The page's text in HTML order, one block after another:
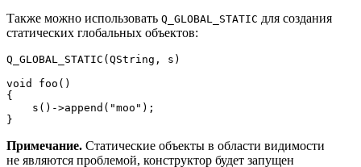
Также можно использовать Q_GLOBAL_STATIC для создания
статических глобальных объектов:
Q_GLOBAL_STATIC (QString, s)
void
foo ()
{
s ()->append ( "moo" );
Примечание. Статические объекты в области видимости
не являются проблемой, конструктор будет запущен